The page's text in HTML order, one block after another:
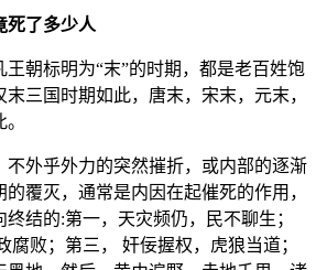
死了多少人
朝标明为“末”的时期，都是老百姓饱
三国时期如此，唐末，宋末，元末，
不外乎外力的突然摧折，或内部的逐渐
覆灭，通常是内因在起催死的作用，
结的:第一，天灾频仍，民不聊生；
腐败；第三， 奸佞握权，虎狼当道；